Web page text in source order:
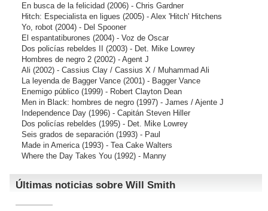
En busca de la felicidad (2006) - Chris Gardner
Hitch: Especialista en ligues (2005) - Alex 'Hitch' Hitchens
Yo, robot (2004) - Del Spooner
El espantatiburones (2004) - Voz de Oscar
Dos policías rebeldes II
(2003) - Det. Mike Lowrey
Hombres de negro 2 (2002) - Agent J
Ali (2002) - Cassius Clay / Cassius X / Muhammad Ali
La leyenda de Bagger Vance (2001) - Bagger Vance
Enemigo público (1999) - Robert Clayton Dean
Men in Black: hombres de negro (1997) - James / Ajente J
Independence Day (1996) - Capitán Steven Hiller
Dos policías rebeldes (1995) - Det. Mike Lowrey
Seis grados de separación (1993) - Paul
Made in America(1993) - Tea Cake Walters
Where the Day Takes You (1992) - Manny
Últimas noticias sobre Will Smith